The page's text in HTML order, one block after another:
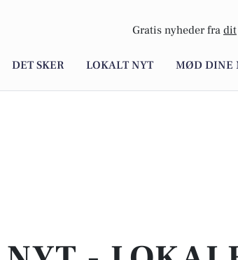
Gratis nyheder fra dit
DET SKER LOKALT NYT MØD DINE